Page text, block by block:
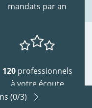
mandats par an
120 professionnels
à votre écoute
(0/3)